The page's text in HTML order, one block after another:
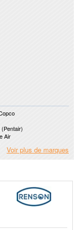
(Pentair)
Air
(Xylem)
Voir plus de marques